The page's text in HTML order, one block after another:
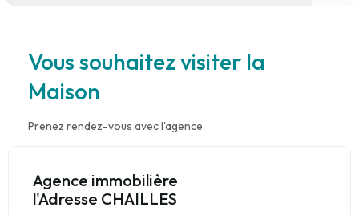
Vous souhaitez visiter la
Maison
Prenez rendez-vous avec l'agence.
Agence immobilière
l'Adresse CHAILLES